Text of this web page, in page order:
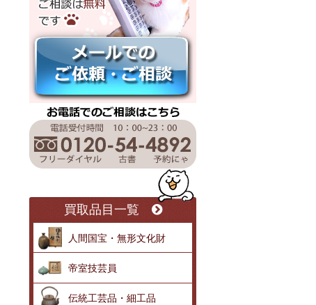
買取品目一覧
人間国宝・無形文化財
帝室技芸員
伝統工芸品・細工品